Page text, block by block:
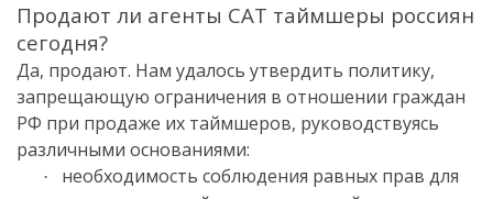
Продают ли агенты САТ таймшеры россиян
сегодня?
Да, продают. Нам удалось утвердить политику,
запрещающую ограничения в отношении граждан
РФ при продаже их таймшеров, руководствуясь
различными основаниями:
·
необходимость соблюдения равных прав для